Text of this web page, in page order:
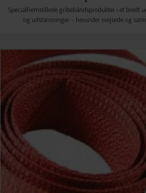
Specialfremstillede gribebåndsprodukter i et bredt
og udstansninger – herunder svejsede og